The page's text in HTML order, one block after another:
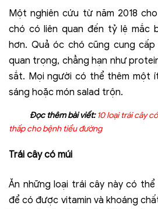
Một nghiên cứu từ năm 2018
chó có liên quan đến tỷ lệ mắc
hơn. Quả óc chó cũng cung
quan trọng, chẳng hạn như
sắt. Mọi người có thể thêm một
sáng hoặc món salad trộn.
Đọc thêm bài viết:10 loại trái cây
thấp cho bệnh tiểu đường
Trái cây có múi
Ăn những loại trái cây này có
để có được vitamin và khoáng